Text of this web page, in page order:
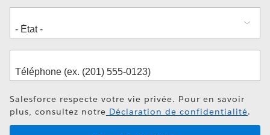
Salesforce respecte votre vie privée. Pour en savoir
plus, consultez notre Déclaration de confidentialité.